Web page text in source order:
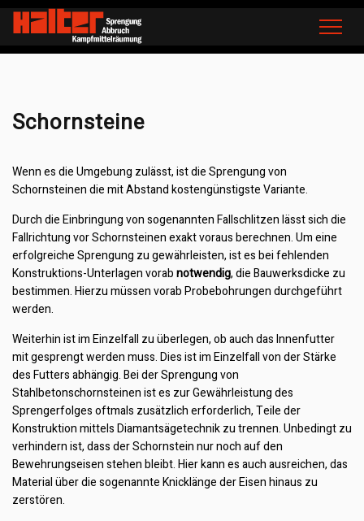
Home Leistungen
Schornsteine
Wenn es die Umgebung zulässt, ist die Sprengung von
Schornsteinen die mit Abstand kostengünstigste Variante.
Durch die Einbringung von sogenannten Fallschlitzen lässt sich die
Fallrichtung vor Schornsteinen exakt voraus berechnen. Um eine
erfolgreiche Sprengung zu gewährleisten, ist es bei fehlenden
Konstruktions-Unterlagen vorabnotwendig, die Bauwerksdicke zu
bestimmen. Hierzu müssen vorab Probebohrungen durchgeführt
werden.
Weiterhin ist im Einzelfall zu überlegen, ob auch das Innenfutter
mit gesprengt werden muss. Dies ist im Einzelfall von der Stärke
des Futters abhängig. Bei der Sprengung von
Stahlbetonschornsteinen ist es zur Gewährleistung des
Sprengerfolges oftmals zusätzlich erforderlich, Teile der
Konstruktion mittels Diamantsägetechnik zu trennen. Unbedingt zu
verhindern ist, dass der Schornstein nur noch auf den
Bewehrungseisen stehen bleibt. Hier kann es auch ausreichen, das
Material über die sogenannte Knicklänge der Eisen hinaus zu
zerstören.